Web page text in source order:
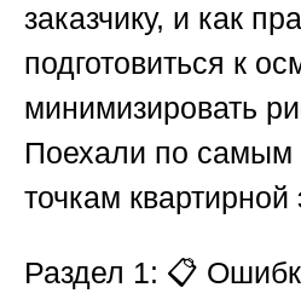
заказчику, и как
подготовиться к
минимизировать
Поехали по
точкам квартирной
Раздел 1: 📋